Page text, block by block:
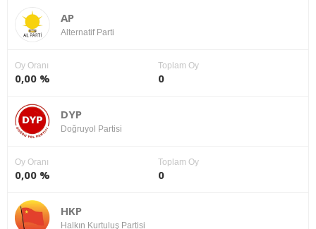
AP
Alternatif Parti
Oy Oranı
0,00 %
Toplam Oy
0
DYP
Doğruyol Partisi
Oy Oranı
0,00 %
Toplam Oy
0
HKP
Halkın Kurtuluş Partisi